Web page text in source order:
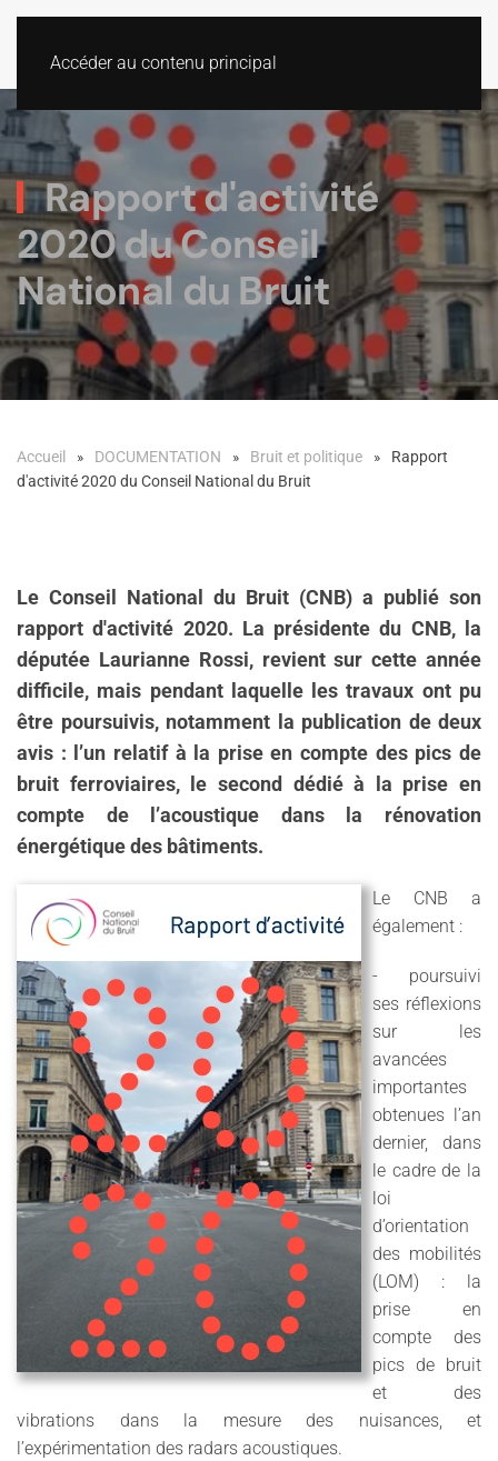
Accéder au contenu principal
Rapport d'activité
2020 du Conseil
National du Bruit
Accueil DOCUMENTATION Bruit et politique
Rapport
d'activité 2020 du Conseil National du Bruit
Le Conseil National du Bruit (CNB) a publié son
rapport d'activité 2020. La présidente du CNB, la
députée Laurianne Rossi, revient sur cette année
difficile, mais pendant laquelle les travaux ont pu
être poursuivis, notamment la publication de deux
avis : l’un relatif à la prise en compte des pics de
bruit ferroviaires, le second dédié à la prise en
compte de l’acoustique dans la rénovation
énergétique des bâtiments.
Le CNB a
également :
- poursuivi
ses réflexions
sur les
avancées
importantes
obtenues l’an
dernier, dans
le cadre de la
loi
d’orientation
des mobilités
(LOM) : la
prise en
compte des
pics de bruit
et des
vibrations dans la mesure des nuisances, et
l’expérimentation des radars acoustiques.